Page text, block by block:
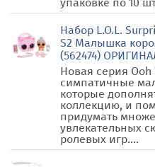
Набор L.O.L.
S2 Малышка
(562474)
Новая серия Ooh
симпатичные
которые
коллекцию, и
придумать
увлекательных
ролевых игр....